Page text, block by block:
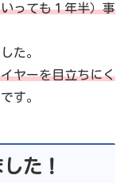
っても１年半）事
た。
ヤーを目立ちにく
す。
た！